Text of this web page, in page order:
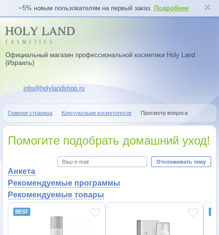
−5% новым пользователям на первый заказ. Подробнее
Официальный магазин профессиональной косметики Holy Land
(Израиль)
info@holylandshop.ru
Главная страница Консультации косметологов Просмотр вопроса
Помогите подобрать домашний уход!
Отслеживать тему
Анкета
Рекомендуемые программы
Рекомендуемые товары